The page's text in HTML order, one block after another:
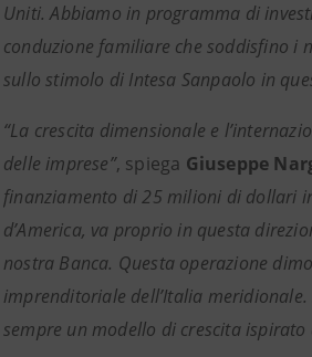
Uniti. Abbiamo in programma di
conduzione familiare che soddisfino i
sullo stimolo di Intesa Sanpaolo in
“La crescita dimensionale e
delle imprese”, spiega Giuseppe
finanziamento di 25 milioni di dollari
d’America, va proprio in questa
nostra Banca. Questa operazione
imprenditoriale dell’Italia
sempre un modello di crescita